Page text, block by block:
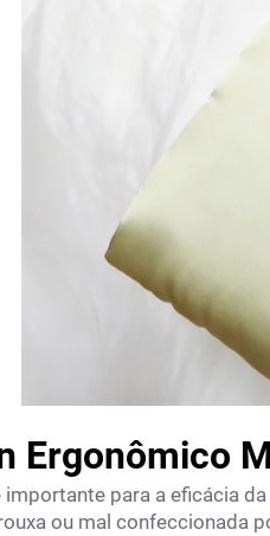
Ergonômico
importante para a eficácia
ou mal confeccionada